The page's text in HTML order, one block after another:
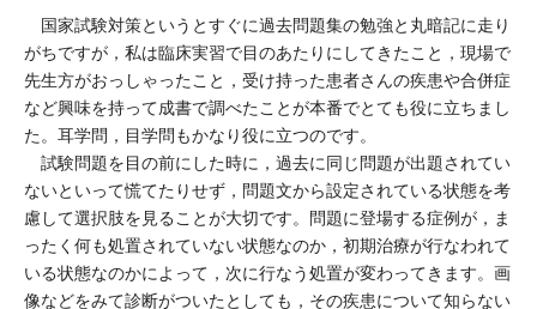
国家試験対策というとすぐに過去問題集の勉強と丸暗記に走り
がちですが，私は臨床実習で目のあたりにしてきたこと，現場で
先生方がおっしゃったこと，受け持った患者さんの疾患や合併症
など興味を持って成書で調べたことが本番でとても役に立ちまし
た。耳学問，目学問もかなり役に立つのです。
試験問題を目の前にした時に，過去に同じ問題が出題されてい
ないといって慌てたりせず，問題文から設定されている状態を考
慮して選択肢を見ることが大切です。問題に登場する症例が，ま
ったく何も処置されていない状態なのか，初期治療が行なわれて
いる状態なのかによって，次に行なう処置が変わってきます。画
像などをみて診断がついたとしても，その疾患について知らない